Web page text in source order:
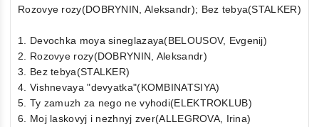
Rozovye rozy(DOBRYNIN, Aleksandr); Bez tebya(STALKER)
1. Devochka moya sineglazaya(BELOUSOV, Evgenij)
2. Rozovye rozy(DOBRYNIN, Aleksandr)
3. Bez tebya(STALKER)
4. Vishnevaya "devyatka"(KOMBINATSIYA)
5. Ty zamuzh za nego ne vyhodi(ELEKTROKLUB)
6. Moj laskovyj i nezhnyj zver(ALLEGROVA, Irina)